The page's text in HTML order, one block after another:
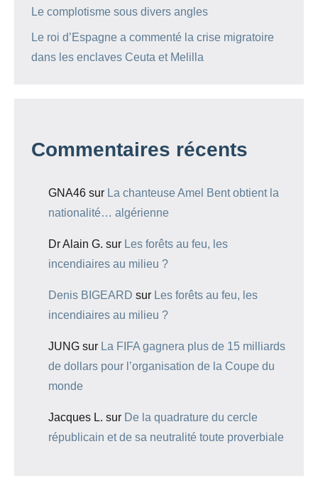
Le complotisme sous divers angles
Le roi d’Espagne a commenté la crise migratoire
dans les enclaves Ceuta et Melilla
Commentaires récents
GNA46 sur La chanteuse Amel Bent obtient la
nationalité… algérienne
Dr Alain G. sur Les forêts au feu, les
incendiaires au milieu ?
Denis BIGEARD sur Les forêts au feu, les
incendiaires au milieu ?
JUNG sur La FIFA gagnera plus de 15 milliards
de dollars pour l’organisation de la Coupe du
monde
Jacques L. sur De la quadrature du cercle
républicain et de sa neutralité toute proverbiale